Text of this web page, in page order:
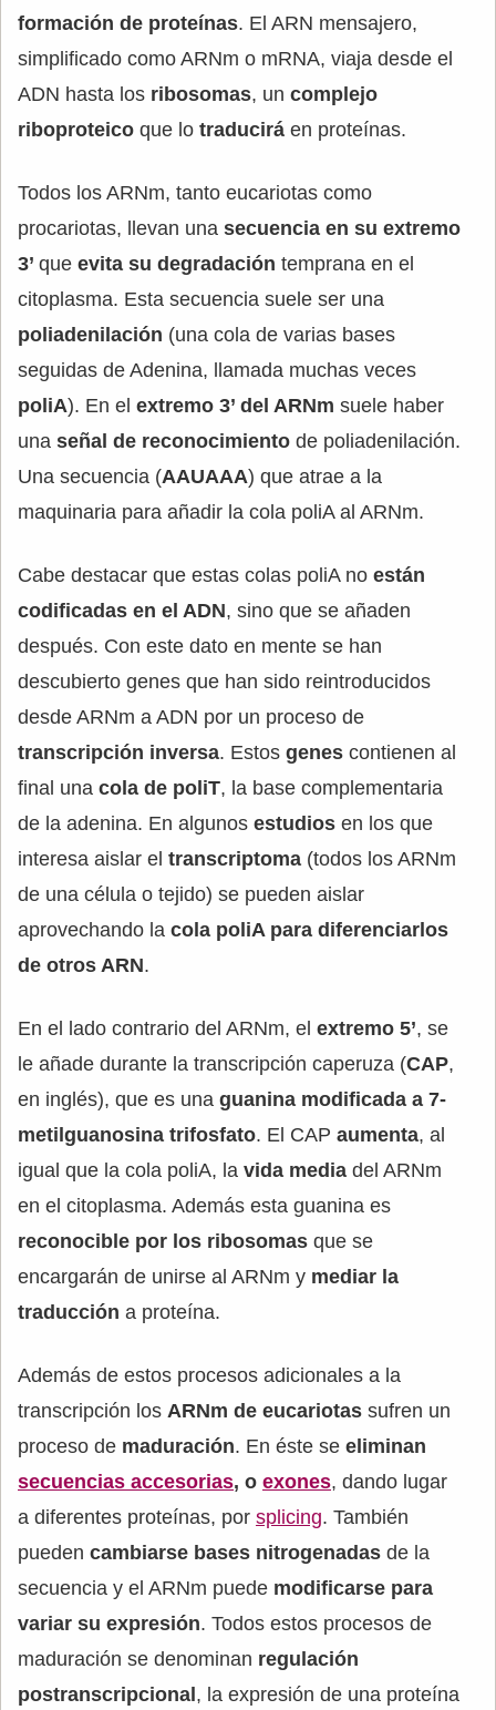
formación de proteínas. El ARN mensajero,
simplificado como ARNm o mRNA, viaja desde el
ADN hasta los ribosomas, un complejo
riboproteico que lo traducirá en proteínas.
Todos los ARNm, tanto eucariotas como
procariotas, llevan una secuencia en su extremo
3’ que evita su degradación temprana en el
citoplasma. Esta secuencia suele ser una
poliadenilación (una cola de varias bases
seguidas de Adenina, llamada muchas veces
poliA). En el extremo 3’ del ARNm suele haber
una señal de reconocimiento de poliadenilación.
Una secuencia (AAUAAA) que atrae a la
maquinaria para añadir la cola poliA al ARNm.
Cabe destacar que estas colas poliA no están
codificadas en el ADN, sino que se añaden
después. Con este dato en mente se han
descubierto genes que han sido reintroducidos
desde ARNm a ADN por un proceso de
transcripción inversa. Estos genes contienen al
final una cola de poliT, la base complementaria
de la adenina. En algunos estudios en los que
interesa aislar el transcriptoma (todos los ARNm
de una célula o tejido) se pueden aislar
aprovechando la cola poliA para diferenciarlos
de otros ARN.
En el lado contrario del ARNm, el extremo 5’, se
le añade durante la transcripción caperuza (CAP,
en inglés), que es una guanina modificada a 7-
metilguanosina trifosfato. El CAP aumenta, al
igual que la cola poliA, la vida media del ARNm
en el citoplasma. Además esta guanina es
reconocible por los ribosomas que se
encargarán de unirse al ARNm y mediar la
traducción a proteína.
Además de estos procesos adicionales a la
transcripción los ARNm de eucariotas sufren un
proceso de maduración. En éste se eliminan
secuencias accesorias, o exones, dando lugar
a diferentes proteínas, por splicing. También
pueden cambiarse bases nitrogenadas de la
secuencia y el ARNm puede modificarse para
variar su expresión. Todos estos procesos de
maduración se denominan regulación
postranscripcional , la expresión de una proteína